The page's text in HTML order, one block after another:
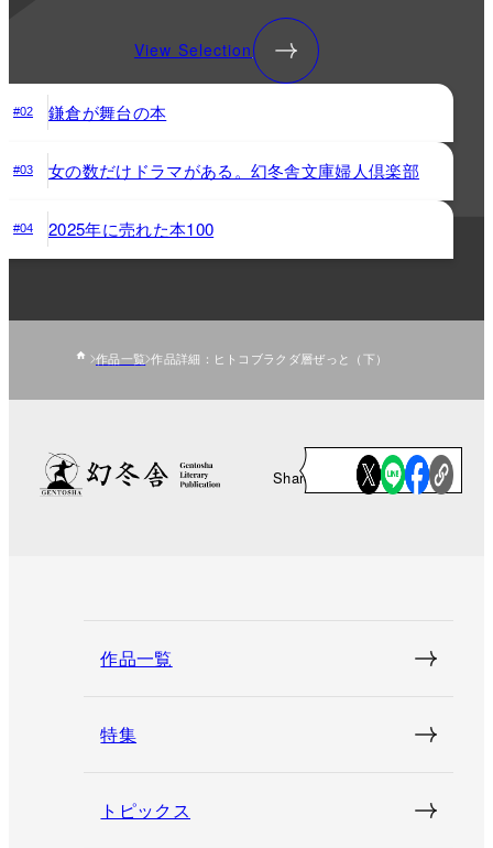
View Selection
#02 鎌倉が舞台の本
#03 女の数だけドラマがある。幻冬舎文庫婦人倶楽部
#04 2025年に売れた本100
作品一覧 作品詳細：ヒトコブラクダ層ぜっと（下）
Share
作品一覧
特集
トピックス